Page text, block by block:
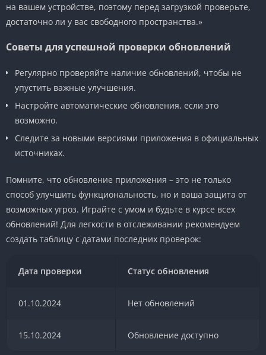
на вашем устройстве, поэтому перед загрузкой проверьте,
достаточно ли у вас свободного пространства.»
Советы для успешной проверки обновлений
Регулярно проверяйте наличие обновлений, чтобы не
упустить важные улучшения.
Настройте автоматические обновления, если это
возможно.
Следите за новыми версиями приложения в официальных
источниках.
Помните, что обновление приложения – это не только
способ улучшить функциональность, но и ваша защита от
возможных угроз. Играйте с умом и будьте в курсе всех
обновлений! Для легкости в отслеживании рекомендуем
создать таблицу с датами последних проверок:
Дата проверки Статус обновления
01.10.2024 Нет обновлений
15.10.2024 Обновление доступно